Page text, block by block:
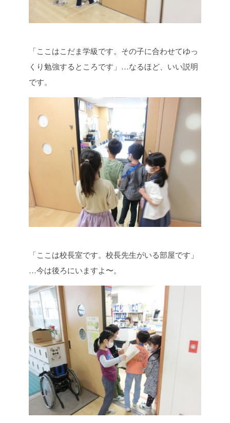
「ここはこだま学級です。その子に合わせてゆっ
くり勉強するところです」…なるほど、いい説明
です。
「ここは校長室です。校長先生がいる部屋です」
…今は後ろにいますよ〜。